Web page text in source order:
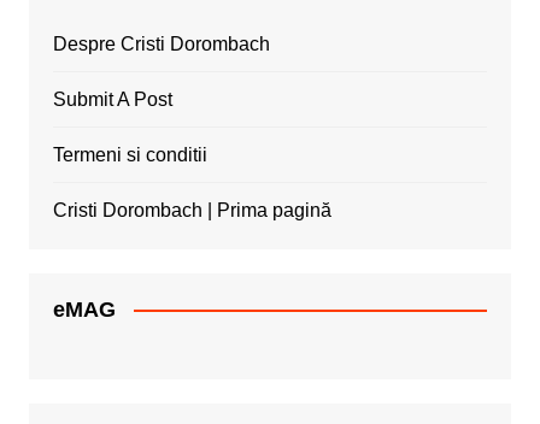
Despre Cristi Dorombach
Submit A Post
Termeni si conditii
Cristi Dorombach | Prima pagină
eMAG